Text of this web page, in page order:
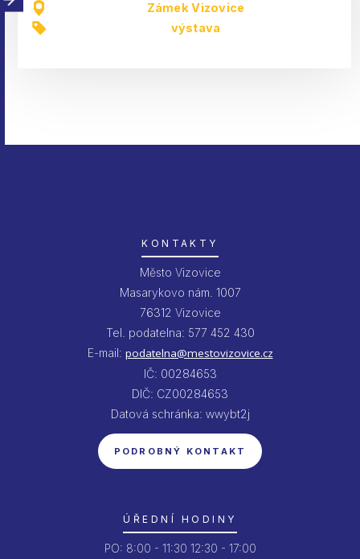
Zámek Vizovice
výstava
KONTAKTY
Město Vizovice
Masarykovo nám. 1007
76312 Vizovice
Tel. podatelna: 577 452 430
E-mail: podatelna@mestovizovice.cz
IČ: 00284653
DIČ: CZ00284653
Datová schránka: wwybt2j
PODROBNÝ KONTAKT
ÚŘEDNÍ HODINY
PO: 8:00 - 11:30 12:30 - 17:00